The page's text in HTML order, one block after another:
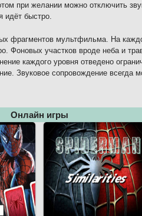
при желании можно отключить
идёт быстро.
фрагментов мультфильма. На
Фоновых участков вроде неба и
каждого уровня отведено
Звуковое сопровождение всегда
Онлайн игры